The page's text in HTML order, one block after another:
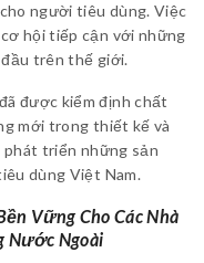
người tiêu dùng. Việc
hội tiếp cận với những
trên thế giới.
được kiểm định chất
mới trong thiết kế và
triển những sản
dùng Việt Nam.
Vững Cho Các Nhà
Nước Ngoài